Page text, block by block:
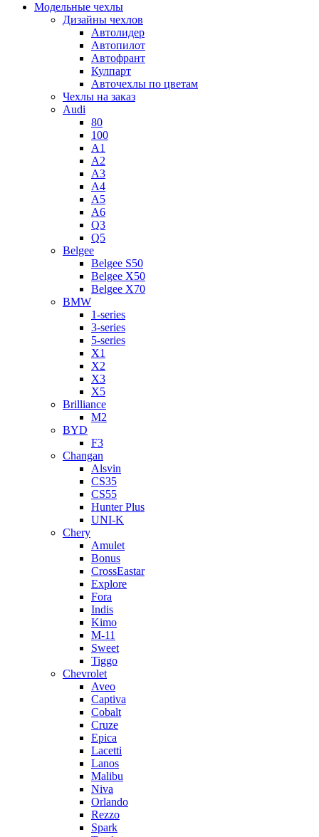
Модельные чехлы
Дизайны чехлов
Автолидер
Автопилот
Автофрант
Кулпарт
Авточехлы по цветам
Чехлы на заказ
Audi
80
100
A1
A2
A3
A4
A5
A6
Q3
Q5
Belgee
Belgee S50
Belgee X50
Belgee X70
BMW
1-series
3-series
5-series
X1
X2
X3
X5
Brilliance
M2
BYD
F3
Changan
Alsvin
CS35
CS55
Hunter Plus
UNI-K
Chery
Amulet
Bonus
CrossEastar
Explore
Fora
Indis
Kimo
M-11
Sweet
Tiggo
Chevrolet
Aveo
Captiva
Cobalt
Cruze
Epica
Lacetti
Lanos
Malibu
Niva
Orlando
Rezzo
Spark